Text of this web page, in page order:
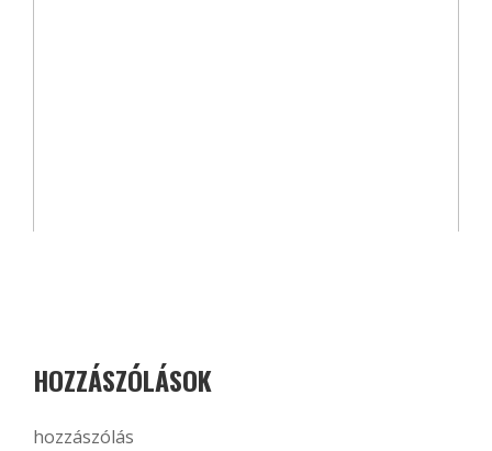
HOZZÁSZÓLÁSOK
hozzászólás